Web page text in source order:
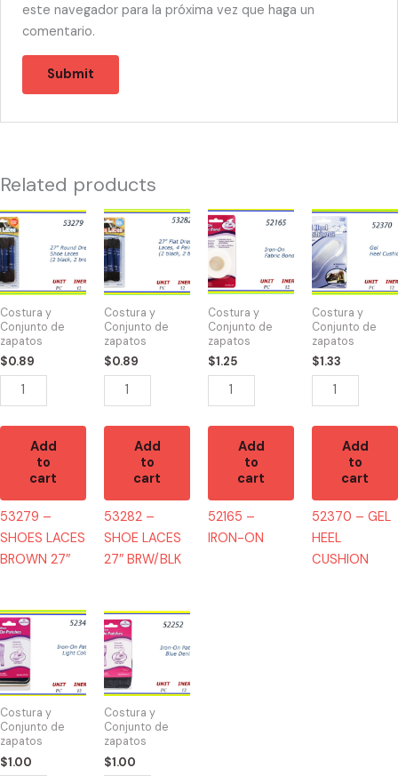
este navegador para la próxima vez que haga un
comentario.
Related products
Costura y
Conjunto de
zapatos
$0.89
53279
-
SHOES
LACES
BROWN
27"
quantity
Add
to
cart
53279 –
SHOES LACES
BROWN 27″
Costura y
Conjunto de
zapatos
$0.89
53282
-
SHOE
LACES
27"
BRW/BLK
quantity
Add
to
cart
53282 –
SHOE LACES
27″ BRW/BLK
Costura y
Conjunto de
zapatos
$1.25
52165
-
IRON-
ON
quantity
Add
to
cart
52165 –
IRON-ON
Costura y
Conjunto de
zapatos
$1.33
52370
-
GEL
HEEL
CUSHION
quantity
Add
to
cart
52370 – GEL
HEEL
CUSHION
Costura y
Conjunto de
zapatos
$1.00
52340
-
IRON
PATCH
LIGHT
COLOR
quantity
Costura y
Conjunto de
zapatos
$1.00
52252
-
IRON-
ON
PATCH
AZUL
quantity